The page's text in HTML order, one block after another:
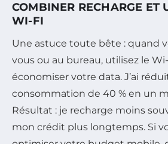
COMBINER RECHARGE ET
WI-FI
Une astuce toute bête : quand
vous ou au bureau, utilisez le
économiser votre data. J’ai
consommation de 40 % en un
Résultat : je recharge moins
mon crédit plus longtemps. Si